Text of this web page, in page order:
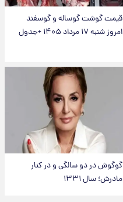
قیمت گوشت گوساله و گوسفند
امروز شنبه ۱۷ مرداد ۱۴۰۵ +جدول
گوگوش در دو سالگی و در کنار
مادرش؛ سال ۱۳۳۱